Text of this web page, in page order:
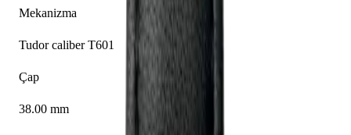
Mekanizma
Tudor caliber T601
Çap
38.00 mm